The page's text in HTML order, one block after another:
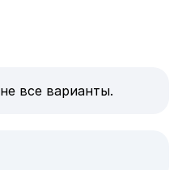
все варианты.